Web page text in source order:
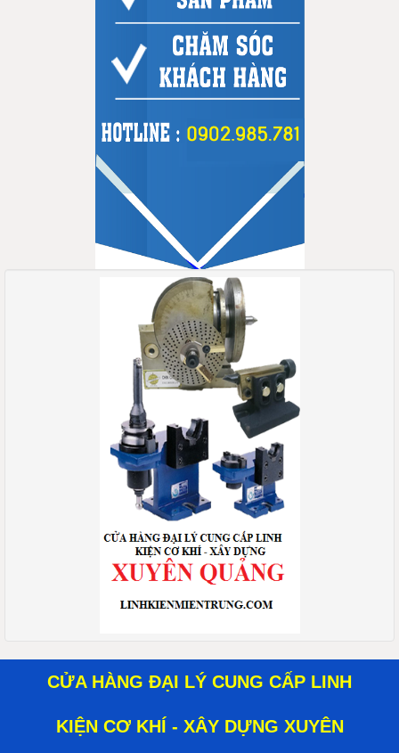
CỬA HÀNG ĐẠI LÝ CUNG CẤP LINH
KIỆN CƠ KHÍ - XÂY DỰNG XUYÊN